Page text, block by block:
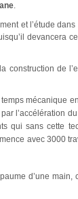
.
et l’étude
devancera
construction de
mécanique
l’accélération
qui sans cette
avec 3000
d’une